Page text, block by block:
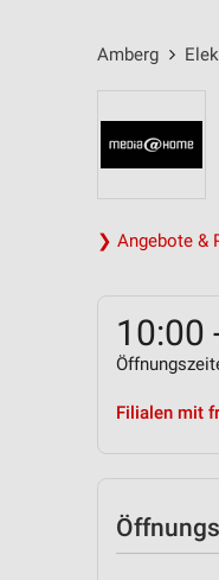
Amberg
❯ Angebote &
10:00
Filialen mit